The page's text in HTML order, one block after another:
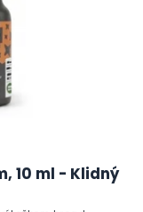
10 ml - Klidný